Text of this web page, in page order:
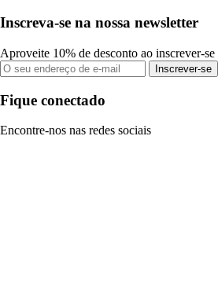
Inscreva-se na nossa newsletter
Aproveite 10% de desconto ao inscrever-se
Inscrever-se
Fique conectado
Encontre-nos nas redes sociais